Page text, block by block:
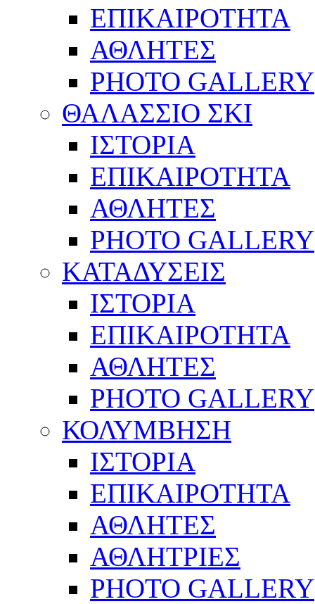
ΕΠΙΚΑΙΡΟΤΗΤΑ
ΑΘΛΗΤΕΣ
PHOTO GALLERY
ΘΑΛΑΣΣΙΟ ΣΚΙ
ΙΣΤΟΡΙΑ
ΕΠΙΚΑΙΡΟΤΗΤΑ
ΑΘΛΗΤΕΣ
PHOTO GALLERY
ΚΑΤΑΔΥΣΕΙΣ
ΙΣΤΟΡΙΑ
ΕΠΙΚΑΙΡΟΤΗΤΑ
ΑΘΛΗΤΕΣ
PHOTO GALLERY
ΚΟΛΥΜΒΗΣΗ
ΙΣΤΟΡΙΑ
ΕΠΙΚΑΙΡΟΤΗΤΑ
ΑΘΛΗΤΕΣ
ΑΘΛΗΤΡΙΕΣ
PHOTO GALLERY